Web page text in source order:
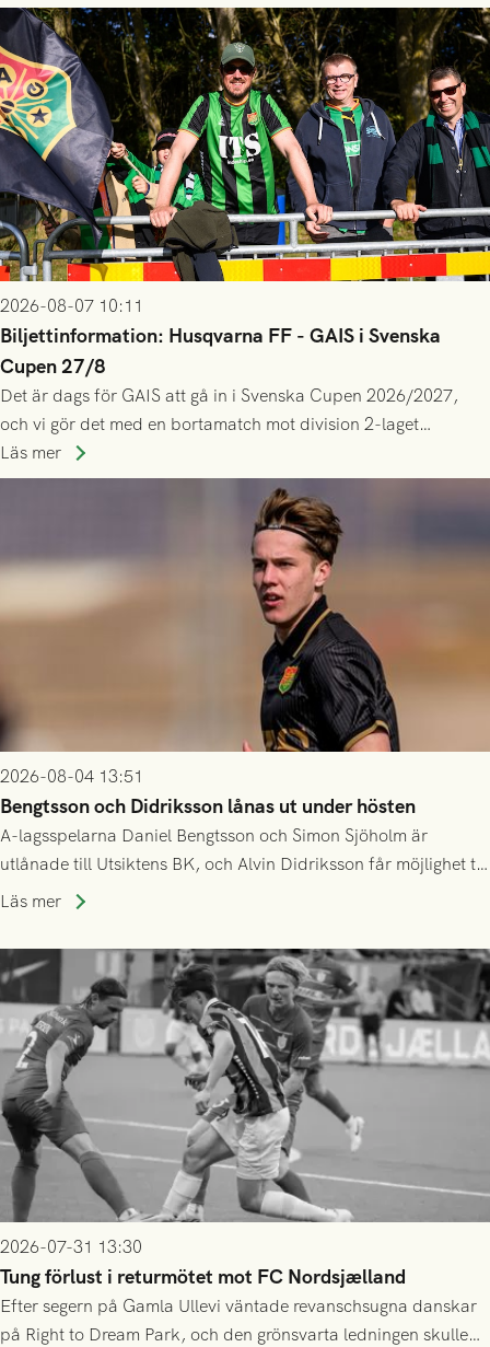
2026-08-07 10:11
Biljettinformation: Husqvarna FF - GAIS i Svenska
Cupen 27/8
Det är dags för GAIS att gå in i Svenska Cupen 2026/2027,
och vi gör det med en bortamatch mot division 2-laget
Husqvarna FF. Häng med och stötta grönsvart på plats!
Läs mer
2026-08-04 13:51
Bengtsson och Didriksson lånas ut under hösten
A-lagsspelarna Daniel Bengtsson och Simon Sjöholm är
utlånade till Utsiktens BK, och Alvin Didriksson får möjlighet till
speltid i Hestrafors genom föreningssamarbete.
Läs mer
2026-07-31 13:30
Tung förlust i returmötet mot FC Nordsjælland
Efter segern på Gamla Ullevi väntade revanschsugna danskar
på Right to Dream Park, och den grönsvarta ledningen skulle